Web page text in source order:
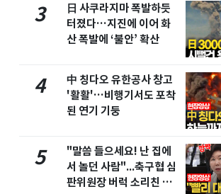
3
日 사쿠라지마 폭발하듯
터졌다…지진에 이어 화
산 폭발에 ‘불안’ 확산
4
中 칭다오 유한공사 창고
'활활'…비행기서도 포착
된 연기 기둥
5
"말씀 들으세요! 난 집에
서 놀던 사람"...축구협 심
판위원장 버럭 소리친 이